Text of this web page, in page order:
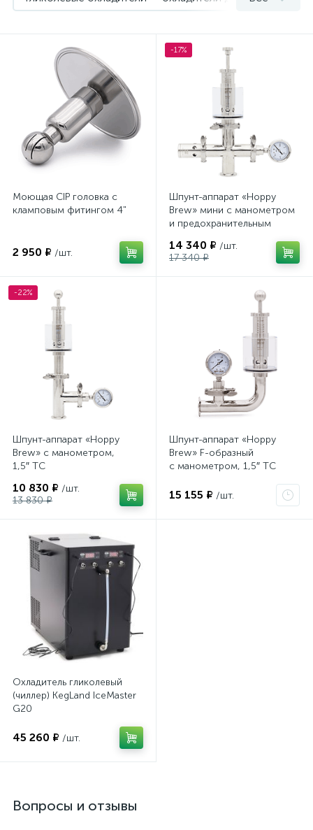
Шпунт-аппараты и предохранительные клапаны
Моющая CIP головка с
кламповым фитингом 4"
2 950 ₽ /шт.
-17%
Шпунт-аппарат «Hoppy
Brew» мини с манометром
и предохранительным
14 340 ₽ /шт.
17 340 ₽
-22%
Шпунт-аппарат «Hoppy
Brew» с манометром,
1,5″ TC
10 830 ₽ /шт.
13 830 ₽
Шпунт-аппарат «Hoppy
Brew» F-образный
с манометром, 1,5″ TC
15 155 ₽ /шт.
Охладитель гликолевый
(чиллер) KegLand IceMaster
G20
45 260 ₽ /шт.
Вопросы и отзывы